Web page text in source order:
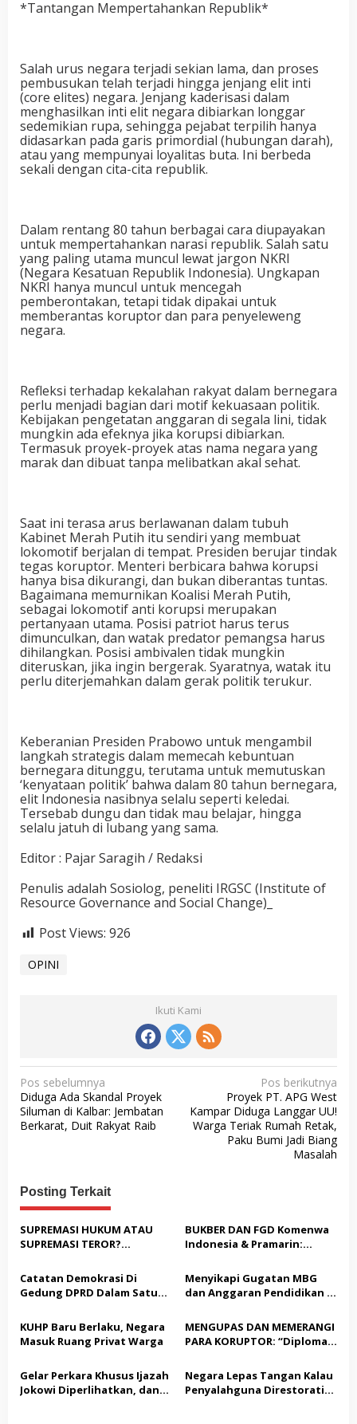
*Tantangan Mempertahankan Republik*
Salah urus negara terjadi sekian lama, dan proses
pembusukan telah terjadi hingga jenjang elit inti
(core elites) negara. Jenjang kaderisasi dalam
menghasilkan inti elit negara dibiarkan longgar
sedemikian rupa, sehingga pejabat terpilih hanya
didasarkan pada garis primordial (hubungan darah),
atau yang mempunyai loyalitas buta. Ini berbeda
sekali dengan cita-cita republik.
Dalam rentang 80 tahun berbagai cara diupayakan
untuk mempertahankan narasi republik. Salah satu
yang paling utama muncul lewat jargon NKRI
(Negara Kesatuan Republik Indonesia). Ungkapan
NKRI hanya muncul untuk mencegah
pemberontakan, tetapi tidak dipakai untuk
memberantas koruptor dan para penyeleweng
negara.
Refleksi terhadap kekalahan rakyat dalam bernegara
perlu menjadi bagian dari motif kekuasaan politik.
Kebijakan pengetatan anggaran di segala lini, tidak
mungkin ada efeknya jika korupsi dibiarkan.
Termasuk proyek-proyek atas nama negara yang
marak dan dibuat tanpa melibatkan akal sehat.
Saat ini terasa arus berlawanan dalam tubuh
Kabinet Merah Putih itu sendiri yang membuat
lokomotif berjalan di tempat. Presiden berujar tindak
tegas koruptor. Menteri berbicara bahwa korupsi
hanya bisa dikurangi, dan bukan diberantas tuntas.
Bagaimana memurnikan Koalisi Merah Putih,
sebagai lokomotif anti korupsi merupakan
pertanyaan utama. Posisi patriot harus terus
dimunculkan, dan watak predator pemangsa harus
dihilangkan. Posisi ambivalen tidak mungkin
diteruskan, jika ingin bergerak. Syaratnya, watak itu
perlu diterjemahkan dalam gerak politik terukur.
Keberanian Presiden Prabowo untuk mengambil
langkah strategis dalam memecah kebuntuan
bernegara ditunggu, terutama untuk memutuskan
‘kenyataan politik’ bahwa dalam 80 tahun bernegara,
elit Indonesia nasibnya selalu seperti keledai.
Tersebab dungu dan tidak mau belajar, hingga
selalu jatuh di lubang yang sama.
Editor : Pajar Saragih / Redaksi
Penulis adalah Sosiolog, peneliti IRGSC (Institute of
Resource Governance and Social Change)_
Post Views: 926
OPINI
Ikuti Kami
N
a
v
a
s
i
o
Pos sebelumnya
Diduga Ada Skandal Proyek
Siluman di Kalbar: Jembatan
Berkarat, Duit Rakyat Raib
Pos berikutnya
Proyek PT. APG West
Kampar Diduga Langgar UU!
Warga Teriak Rumah Retak,
Paku Bumi Jadi Biang
Masalah
Posting Terkait
SUPREMASI HUKUM ATAU
SUPREMASI TEROR?
LANGIT WAENA
BUKBER DAN FGD Komenwa
Indonesia & Pramarin:
Dengan Mengutamakan
Produk Dalam Negeri”
Catatan Demokrasi Di
Gedung DPRD Dalam Satu
Kabupaten Jombang
Menyikapi Gugatan MBG
dan Anggaran Pendidikan di
KUHP Baru Berlaku, Negara
Masuk Ruang Privat Warga
MENGUPAS DAN MEMERANGI
PARA KORUPTOR: “Diplomasi
Menelanjangi Borok Negara
dari Sudut Warkop
Gelar Perkara Khusus Ijazah
Jokowi Diperlihatkan, dan
Negara Lepas Tangan Kalau
Penyalahguna Direstorativ